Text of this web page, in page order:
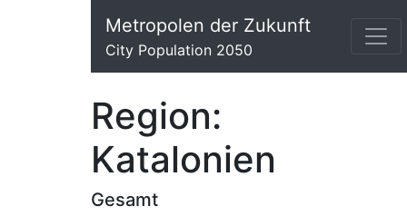
Metropolen der Zukunft
City Population 2050
Region:
Katalonien
Gesamt